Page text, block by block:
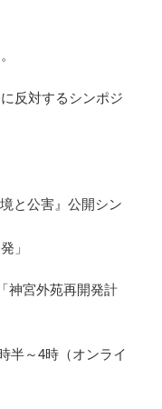
反対するシンポジ
と公害』公開シン
」
神宮外苑再開発計
半～4時（オンライ